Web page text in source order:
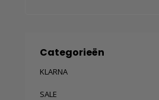
Categorieën
KLARNA
SALE